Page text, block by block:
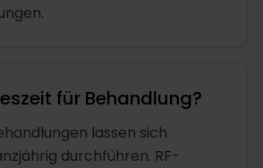
für Behandlung?
lassen sich
durchführen. RF-